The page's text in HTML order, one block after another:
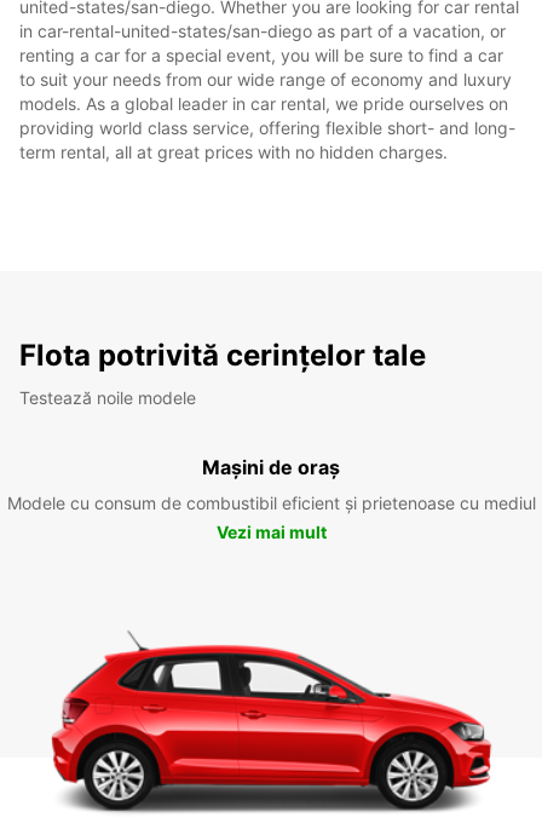
united-states/san-diego. Whether you are looking for car rental
in car-rental-united-states/san-diego as part of a vacation, or
renting a car for a special event, you will be sure to find a car
to suit your needs from our wide range of economy and luxury
models. As a global leader in car rental, we pride ourselves on
providing world class service, offering flexible short- and long-
term rental, all at great prices with no hidden charges.
Flota potrivită cerințelor tale
Testează noile modele
Mașini de oraș
Modele cu consum de combustibil eficient și prietenoase cu mediul
Vezi mai mult